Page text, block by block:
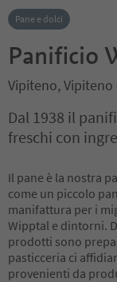
Pane e dolci
Panificio
Vipiteno,
Dal 1938 il
freschi con
Il pane è la nostra
come un piccolo
manifattura per i
Wipptal e dintorni.
prodotti sono
pasticceria ci
provenienti da